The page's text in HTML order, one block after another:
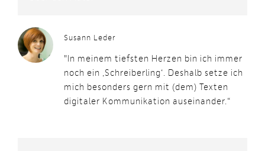
Susann Leder
"In meinem tiefsten Herzen bin ich immer
noch ein ‚Schreiberling‘. Deshalb setze ich
mich besonders gern mit (dem) Texten
digitaler Kommunikation auseinander.“